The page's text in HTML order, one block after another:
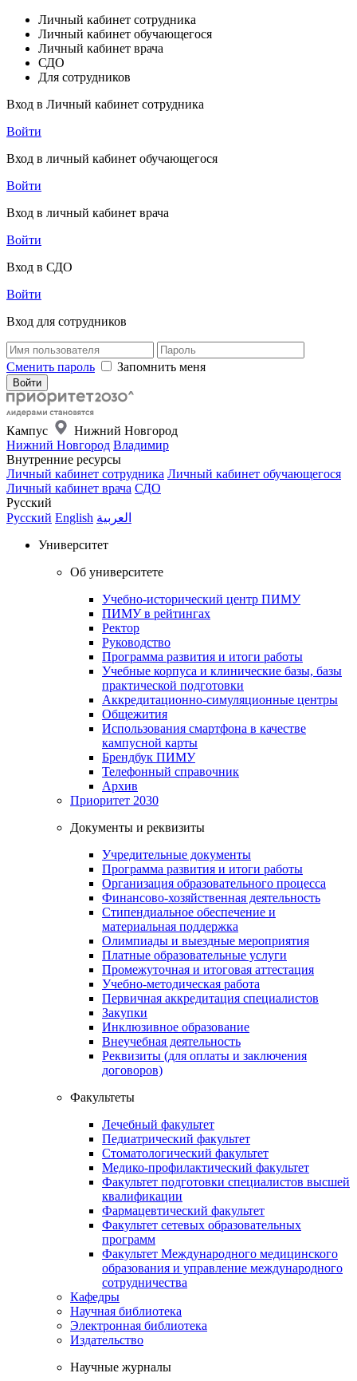
Личный кабинет сотрудника
Личный кабинет обучающегося
Личный кабинет врача
СДО
Для сотрудников
Вход в Личный кабинет сотрудника
Войти
Вход в личный кабинет обучающегося
Войти
Вход в личный кабинет врача
Войти
Вход в СДО
Войти
Вход для сотрудников
Сменить пароль Запомнить меня
Кампус
Нижний Новгород
Нижний Новгород Владимир
Внутренние ресурсы
Личный кабинет сотрудника Личный кабинет обучающегося
Личный кабинет врача СДО
Русский
Русский English العربية
Университет
Об университете
Учебно-исторический центр ПИМУ
ПИМУ в рейтингах
Ректор
Руководство
Программа развития и итоги работы
Учебные корпуса и клинические базы, базы
практической подготовки
Аккредитационно-симуляционные центры
Общежития
Использования смартфона в качестве
кампусной карты
Брендбук ПИМУ
Телефонный справочник
Архив
Приоритет 2030
Документы и реквизиты
Учредительные документы
Программа развития и итоги работы
Организация образовательного процесса
Финансово-хозяйственная деятельность
Стипендиальное обеспечение и
материальная поддержка
Олимпиады и выездные мероприятия
Платные образовательные услуги
Промежуточная и итоговая аттестация
Учебно-методическая работа
Первичная аккредитация специалистов
Закупки
Инклюзивное образование
Внеучебная деятельность
Реквизиты (для оплаты и заключения
договоров)
Факультеты
Лечебный факультет
Педиатрический факультет
Стоматологический факультет
Медико-профилактический факультет
Факультет подготовки специалистов высшей
квалификации
Фармацевтический факультет
Факультет сетевых образовательных
программ
Факультет Международного медицинского
образования и управление международного
сотрудничества
Кафедры
Научная библиотека
Электронная библиотека
Издательство
Научные журналы